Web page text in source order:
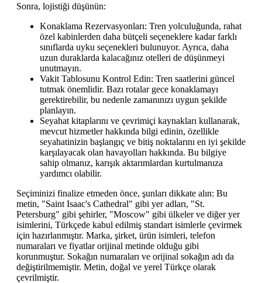
Sonra, lojistiği düşünün:
Konaklama Rezervasyonları: Tren yolculuğunda, rahat
özel kabinlerden daha bütçeli seçeneklere kadar farklı
sınıflarda uyku seçenekleri bulunuyor. Ayrıca, daha
uzun duraklarda kalacağınız otelleri de düşünmeyi
unutmayın.
Vakit Tablosunu Kontrol Edin: Tren saatlerini güncel
tutmak önemlidir. Bazı rotalar gece konaklamayı
gerektirebilir, bu nedenle zamanınızı uygun şekilde
planlayın.
Seyahat kitaplarını ve çevrimiçi kaynakları kullanarak,
mevcut hizmetler hakkında bilgi edinin, özellikle
seyahatinizin başlangıç ve bitiş noktalarını en iyi şekilde
karşılayacak olan havayolları hakkında. Bu bilgiye
sahip olmanız, karışık aktarımlardan kurtulmanıza
yardımcı olabilir.
Seçiminizi finalize etmeden önce, şunları dikkate alın: Bu
metin, "Saint Isaac's Cathedral" gibi yer adları, "St.
Petersburg" gibi şehirler, "Moscow" gibi ülkeler ve diğer yer
isimlerini, Türkçede kabul edilmiş standart isimlerle çevirmek
için hazırlanmıştır. Marka, şirket, ürün isimleri, telefon
numaraları ve fiyatlar orijinal metinde olduğu gibi
korunmuştur. Sokağın numaraları ve orijinal sokağın adı da
değiştirilmemiştir. Metin, doğal ve yerel Türkçe olarak
çevrilmiştir.